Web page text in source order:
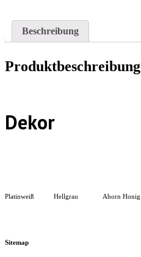
Beschreibung
Produktbeschreibung
Dekor
Platinweiß Hellgrau Ahorn Honig
Sitemap